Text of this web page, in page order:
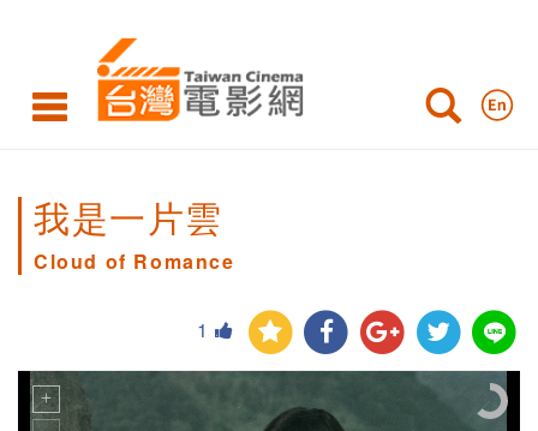
我是一片雲
Cloud of Romance
1